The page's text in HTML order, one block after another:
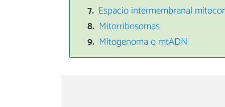
Espacio intermembranal
Mitorribosomas
Mitogenoma o mtADN